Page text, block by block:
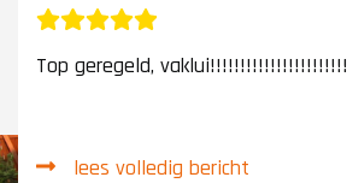
Top geregeld, vaklui!!!!!!!!!!!!!!!!!!!!!!!
lees volledig bericht